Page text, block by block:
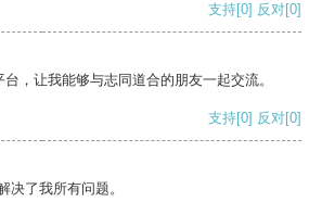
支持[0] 反对[0]
，让我能够与志同道合的朋友一起交流。
支持[0] 反对[0]
决了我所有问题。